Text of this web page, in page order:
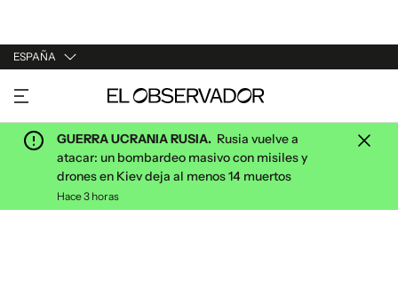
ESPAÑA
URUGUAY
ARGENTINA
ESPAÑA
ESTADOS UNIDOS
GUERRA UCRANIA RUSIA. Rusia vuelve a
atacar: un bombardeo masivo con misiles y
drones en Kiev deja al menos 14 muertos
Hace 3 horas